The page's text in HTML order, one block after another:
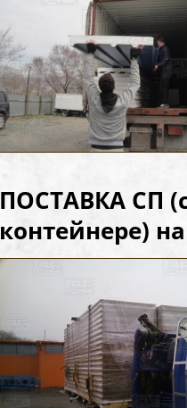
ПОСТАВКА СП
контейнере)